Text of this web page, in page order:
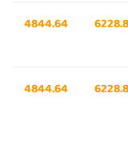
4844.64
4844.64